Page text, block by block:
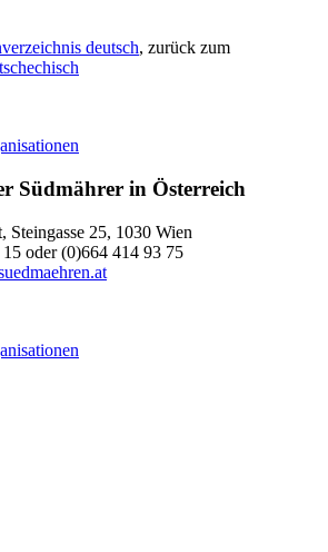
deutsch, zurück zum
Südmährer in Österreich
Steingasse 25, 1030 Wien
oder (0)664 414 93 75